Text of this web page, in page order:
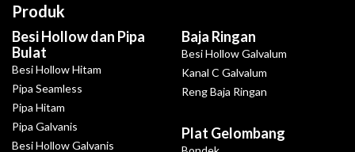
Produk
Besi Hollow dan Pipa
Bulat
Besi Hollow Hitam
Pipa Seamless
Pipa Hitam
Pipa Galvanis
Besi Hollow Galvanis
Baja Ringan
Besi Hollow Galvalum
Kanal C Galvalum
Reng Baja Ringan
Plat Gelombang